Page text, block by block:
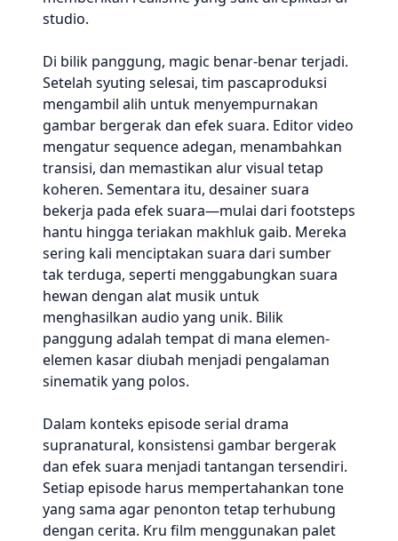
studio.
Di bilik panggung, magic benar-benar terjadi.
Setelah syuting selesai, tim pascaproduksi
mengambil alih untuk menyempurnakan
gambar bergerak dan efek suara. Editor video
mengatur sequence adegan, menambahkan
transisi, dan memastikan alur visual tetap
koheren. Sementara itu, desainer suara
bekerja pada efek suara—mulai dari footsteps
hantu hingga teriakan makhluk gaib. Mereka
sering kali menciptakan suara dari sumber
tak terduga, seperti menggabungkan suara
hewan dengan alat musik untuk
menghasilkan audio yang unik. Bilik
panggung adalah tempat di mana elemen-
elemen kasar diubah menjadi pengalaman
sinematik yang polos.
Dalam konteks episode serial drama
supranatural, konsistensi gambar bergerak
dan efek suara menjadi tantangan tersendiri.
Setiap episode harus mempertahankan tone
yang sama agar penonton tetap terhubung
dengan cerita. Kru film menggunakan palet